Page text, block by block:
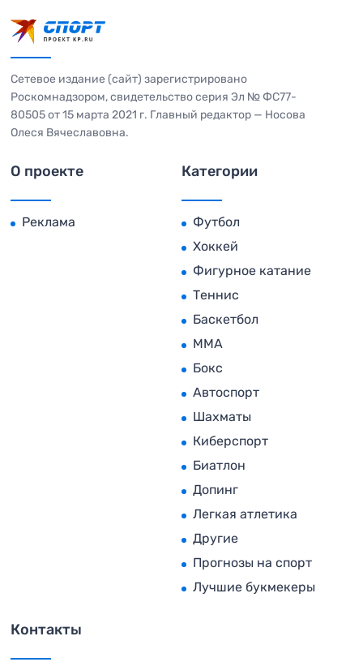
Сетевое издание (сайт) зарегистрировано
Роскомнадзором, свидетельство серия Эл № ФС77-
80505 от 15 марта 2021 г. Главный редактор — Носова
Олеся Вячеславовна.
О проекте
Реклама
Категории
Футбол
Хоккей
Фигурное катание
Теннис
Баскетбол
MMA
Бокс
Автоспорт
Шахматы
Киберспорт
Биатлон
Допинг
Легкая атлетика
Другие
Прогнозы на спорт
Лучшие букмекеры
Контакты